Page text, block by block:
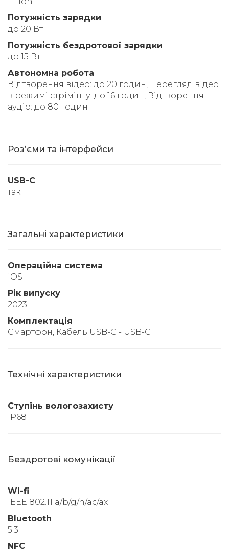
Потужність зарядки
до 20 Вт
Потужність бездротової зарядки
до 15 Вт
Автономна робота
Відтворення відео: до 20 годин, Перегляд відео
в режимі стрімінгу: до 16 годин, Відтворення
аудіо: до 80 годин
Розʼєми та інтерфейси
USB-C
так
Загальні характеристики
Операційна система
iOS
Рік випуску
2023
Комплектація
Смартфон, Кабель USB-C - USB-C
Технічні характеристики
Ступінь вологозахисту
IP68
Бездротові комунікації
Wi-fi
IEEE 802.11 a/b/g/n/ac/ax
Bluetooth
5.3
NFC